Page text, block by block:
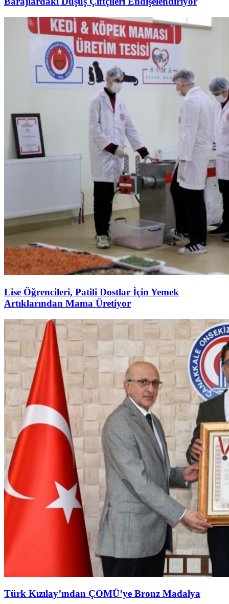
Lise Öğrencileri, Patili Dostlar İçin Yemek
Artıklarından Mama Üretiyor
Türk Kızılay’ından ÇOMÜ’ye Bronz Madalya